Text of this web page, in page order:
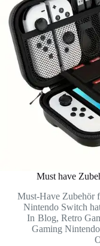
Must have
Must-Have Zubehör
Nintendo Switch
In Blog, Retro
Gaming Nintendo